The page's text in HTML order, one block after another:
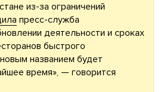
из-за ограничений
пресс-служба
деятельности и сроках
быстрого
названием будет
время», — говорится